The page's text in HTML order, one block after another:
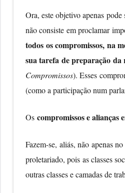
Ora, este objetivo apenas
não consiste em proclamar
todos os compromissos, na
sua tarefa de preparação da
Compromissos). Esses
(como a participação num
Os compromissos e alianças
Fazem-se, aliás, não apenas
proletariado, pois as classes
outras classes e camadas de